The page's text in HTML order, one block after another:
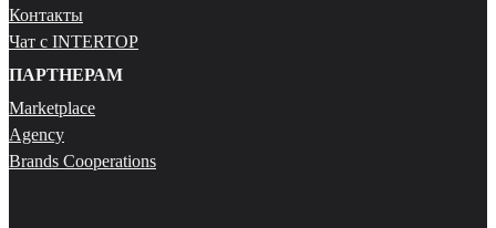
Контакты
Чат с INTERTOP
ПАРТНЕРАМ
Marketplace
Agency
Brands Cooperations